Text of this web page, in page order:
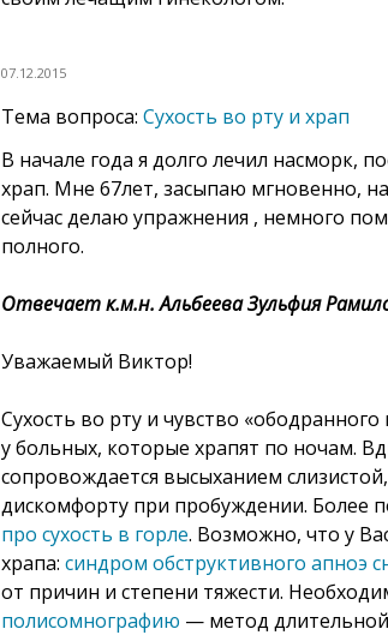
07.12.2015
Сухость во рту и храп
В начале года я долго лечил насморк,
храп. Мне 67лет, засыпаю мгновенно,
сейчас делаю упражнения , немного
полного.
Отвечает к.м.н. Альбеева Зульфия
Уважаемый Виктор!
Сухость во рту и чувство
у больных, которые храпят по ночам.
сопровождается высыханием
дискомфорту при пробуждении. Более
про сухость в горле. Возможно, что у
храпа: синдром обструктивного апноэ
от причин и степени тяжести.
полисомнографию — метод